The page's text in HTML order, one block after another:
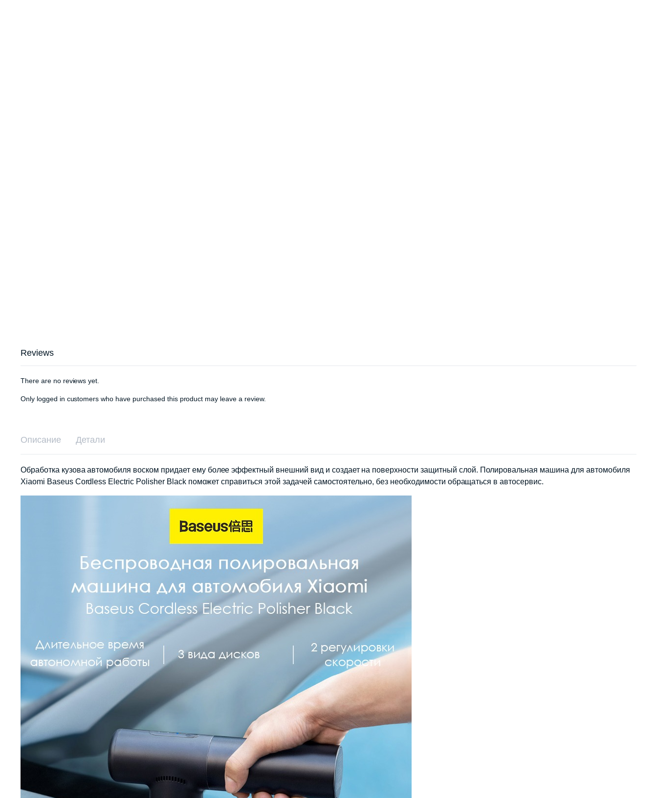
Reviews
There are no reviews yet.
Only logged in customers who have purchased this product may leave a review.
Описание Детали
Обработка кузова автомобиля воском придает ему более эффектный внешний вид и создает на поверхности защитный слой. Полировальная машина для автомобиля
Xiaomi Baseus Cordless Electric Polisher Black поможет справиться этой задачей самостоятельно, без необходимости обращаться в автосервис.